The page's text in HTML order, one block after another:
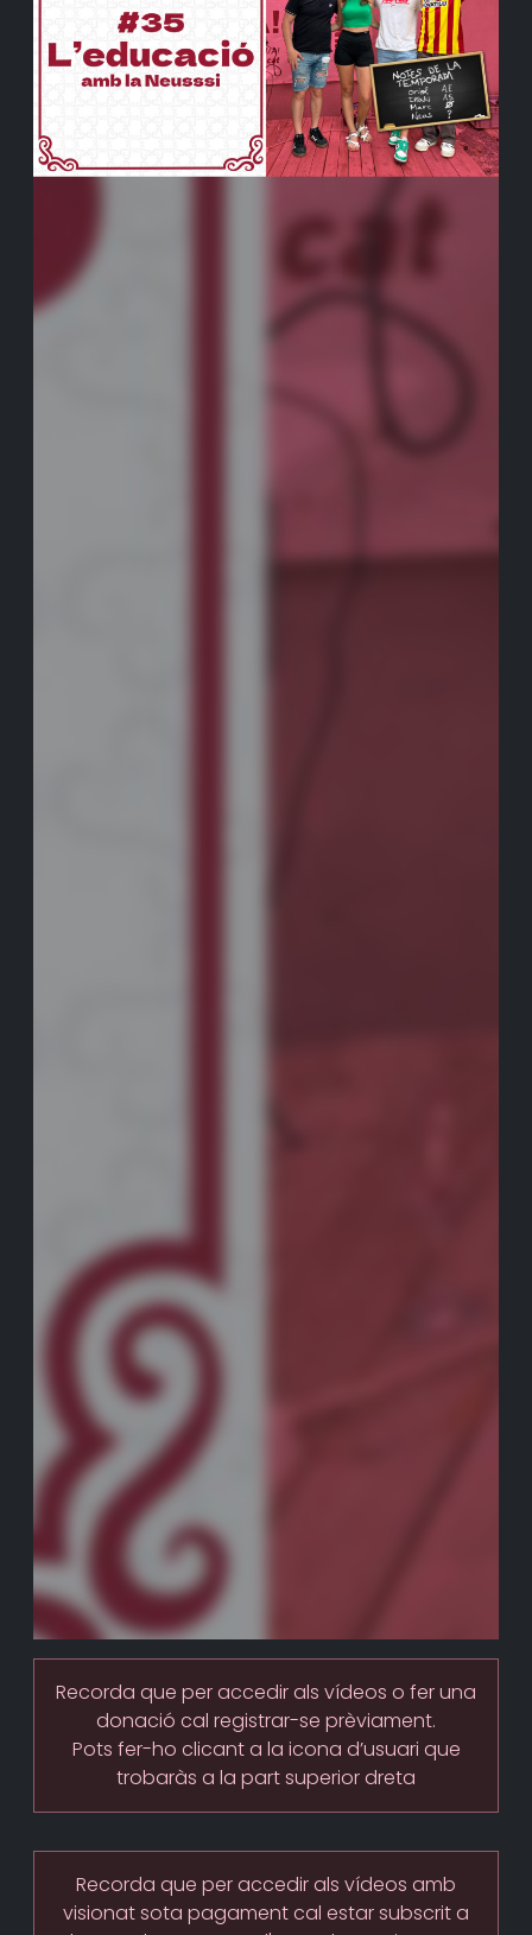
Recorda que per accedir als vídeos o fer una
donació cal registrar-se prèviament.
Pots fer-ho clicant a la icona d’usuari que
trobaràs a la part superior dreta
Recorda que per accedir als vídeos amb
visionat sota pagament cal estar subscrit a